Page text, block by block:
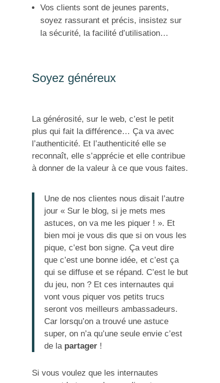
Vos clients sont de jeunes parents,
soyez rassurant et précis, insistez sur
la sécurité, la facilité d’utilisation…
Soyez généreux
La générosité, sur le web, c’est le petit
plus qui fait la différence… Ça va avec
l’authenticité. Et l’authenticité elle se
reconnaît, elle s’apprécie et elle contribue
à donner de la valeur à ce que vous faites.
Une de nos clientes nous disait l’autre
jour « Sur le blog, si je mets mes
astuces, on va me les piquer ! ». Et
bien moi je vous dis que si on vous les
pique, c’est bon signe. Ça veut dire
que c’est une bonne idée, et c’est ça
qui se diffuse et se répand. C’est le but
du jeu, non ? Et ces internautes qui
vont vous piquer vos petits trucs
seront vos meilleurs ambassadeurs.
Car lorsqu’on a trouvé une astuce
super, on n’a qu’une seule envie c’est
de la partager!
Si vous voulez que les internautes